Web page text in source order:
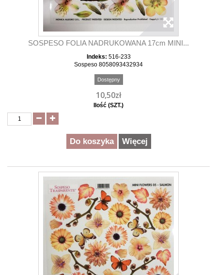
SOSPESO FOLIA NADRUKOWANA 17cm MINI...
Indeks: 516-233
Sospeso 8058093432934
Dostępny
10,50zł
Ilość (SZT.)
Do koszyka Więcej